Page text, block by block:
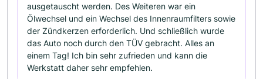
ausgetauscht werden. Des Weiteren war ein
Ölwechsel und ein Wechsel des Innenraumfilters sowie
der Zündkerzen erforderlich. Und schließlich wurde
das Auto noch durch den TÜV gebracht. Alles an
einem Tag! Ich bin sehr zufrieden und kann die
Werkstatt daher sehr empfehlen.